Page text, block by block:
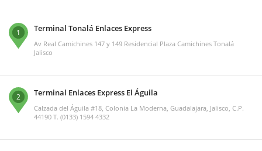
1 Terminal Tonalá Enlaces Express
Av Real Camichines 147 y 149 Residencial Plaza Camichines Tonalá
Jalisco
2 Terminal Enlaces Express El Águila
Calzada del Águila #18, Colonia La Moderna, Guadalajara, Jalisco, C.P.
44190 T. (0133) 1594 4332